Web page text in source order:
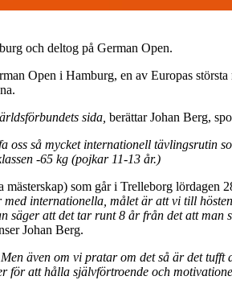
och deltog på German Open.
Open i Hamburg, en av Europas
sida, berättar Johan Berg,
oss så mycket internationell
-65 kg (pojkar 11-13 år.)
som går i Trelleborg lördagen
internationella, målet är att vi till
säger att det tar runt 8 år från det att
Johan Berg.
även om vi pratar om det så är det
att hålla självförtroende och